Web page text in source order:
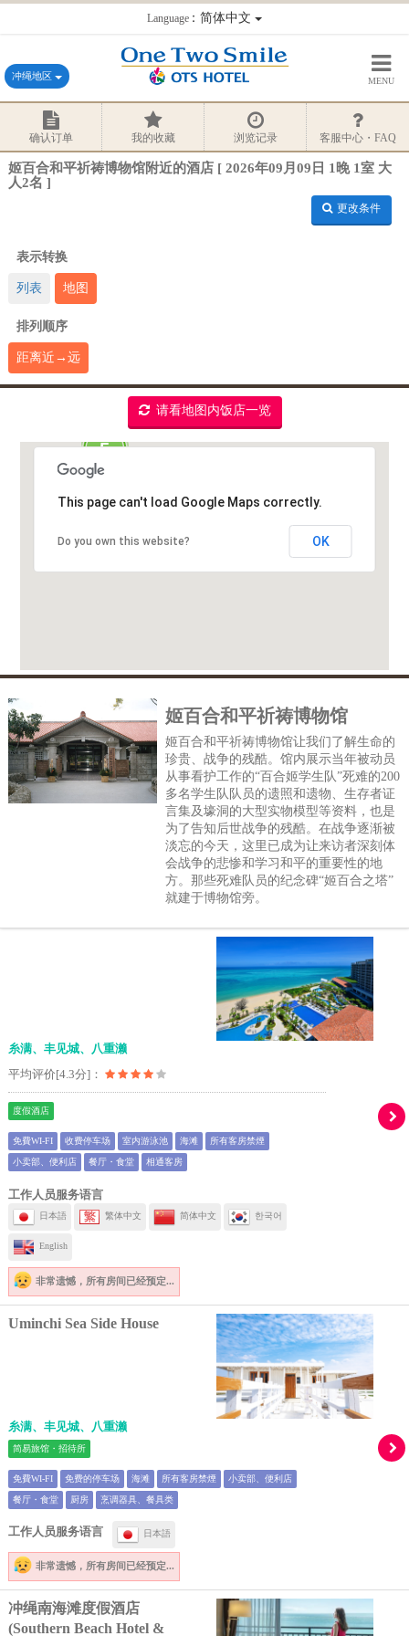
Language：简体中文
冲绳地区 MENU
确认订单 我的收藏 浏览记录 客服中心・FAQ
姬百合和平祈祷博物馆附近的酒店 [ 2026年09月09日 1晚 1室 大
人2名 ]
更改条件
表示转换
列表 地图
排列顺序
距离近→远
请看地图内饭店一览
5
This page can't load Google Maps correctly.
Do you own this website? OK
姬百合和平祈祷博物馆
姬百合和平祈祷博物馆让我们了解生命的
珍贵、战争的残酷。馆内展示当年被动员
从事看护工作的“百合姬学生队”死难的200
多名学生队队员的遗照和遗物、生存者证
言集及壕洞的大型实物模型等资料，也是
为了告知后世战争的残酷。在战争逐渐被
淡忘的今天，这里已成为让来访者深刻体
会战争的悲惨和学习和平的重要性的地
方。那些死难队员的纪念碑“姬百合之塔”
就建于博物馆旁。
糸满、丰见城、八重濑
平均评价[4.3分]：
度假酒店
免費WI-FI 收费停车场 室内游泳池 海滩 所有客房禁煙
小卖部、便利店 餐厅・食堂 相通客房
工作人员服务语言
日本語 繁体中文 简体中文 한국어
English
非常遗憾， 所有房间已经预定...
Uminchi Sea Side House
糸满、丰见城、八重濑
简易旅馆・招待所
免費WI-FI 免费的停车场 海滩 所有客房禁煙 小卖部、便利店
餐厅・食堂 厨房 烹调器具、餐具类
工作人员服务语言 日本語
非常遗憾， 所有房间已经预定...
冲绳南海滩度假酒店
(Southern Beach Hotel &